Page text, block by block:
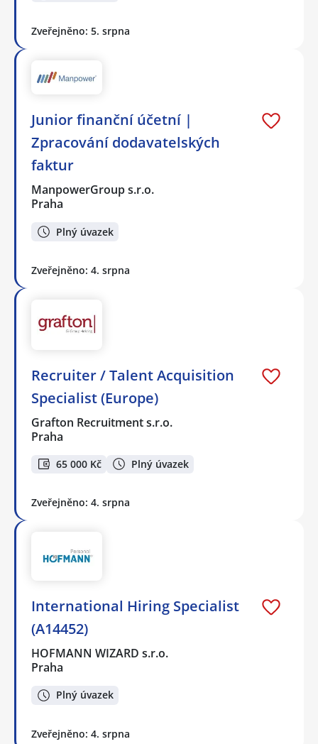
Zveřejněno: 5. srpna
Junior finanční účetní |
Zpracování dodavatelských
faktur
ManpowerGroup s.r.o.
Praha
Plný úvazek
Zveřejněno: 4. srpna
Recruiter / Talent Acquisition
Specialist (Europe)
Grafton Recruitment s.r.o.
Praha
65 000 Kč Plný úvazek
Zveřejněno: 4. srpna
International Hiring Specialist
(A14452)
HOFMANN WIZARD s.r.o.
Praha
Plný úvazek
Zveřejněno: 4. srpna